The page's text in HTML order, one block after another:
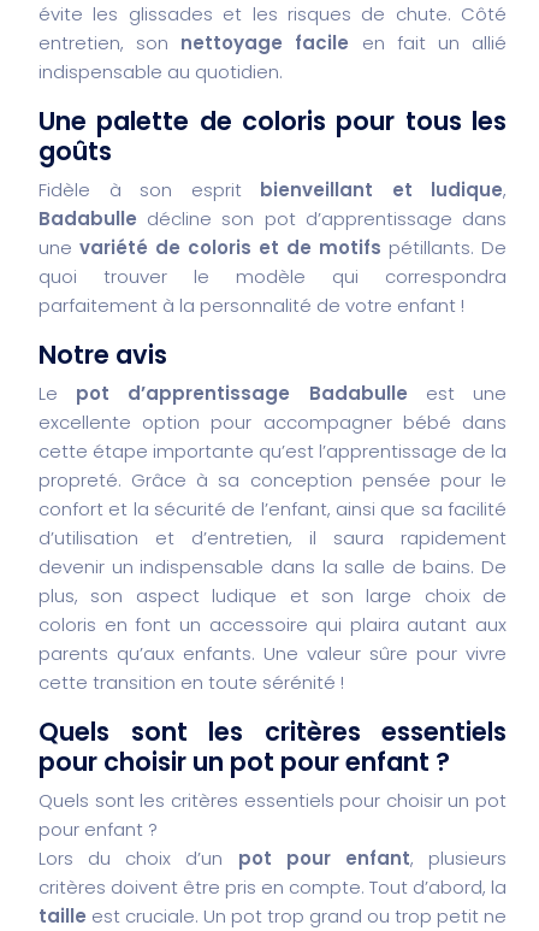
évite les glissades et les risques de chute. Côté
entretien, son nettoyage facile en fait un allié
indispensable au quotidien.
Une palette de coloris pour tous les
goûts
Fidèle à son esprit bienveillant et ludique,
Badabulle décline son pot d’apprentissage dans
une variété de coloris et de motifs pétillants. De
quoi trouver le modèle qui correspondra
parfaitement à la personnalité de votre enfant !
Notre avis
Le pot d’apprentissage Badabulle est une
excellente option pour accompagner bébé dans
cette étape importante qu’est l’apprentissage de la
propreté. Grâce à sa conception pensée pour le
confort et la sécurité de l’enfant, ainsi que sa facilité
d’utilisation et d’entretien, il saura rapidement
devenir un indispensable dans la salle de bains. De
plus, son aspect ludique et son large choix de
coloris en font un accessoire qui plaira autant aux
parents qu’aux enfants. Une valeur sûre pour vivre
cette transition en toute sérénité !
Quels sont les critères essentiels
pour choisir un pot pour enfant ?
Quels sont les critères essentiels pour choisir un pot
pour enfant ?
Lors du choix d’un pot pour enfant, plusieurs
critères doivent être pris en compte. Tout d’abord, la
taille est cruciale. Un pot trop grand ou trop petit ne